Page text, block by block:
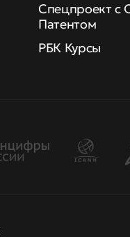
Спецпроект с
Патентом
РБК Курсы